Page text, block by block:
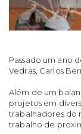
Passado um ano
Vedras, Carlos
Além de um
projetos em
trabalhadores do
trabalho de